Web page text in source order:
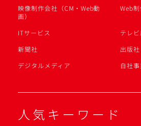
映像制作会社（CM・Web動
画）
Web
ITサービス
テレビ
新聞社
出版社
デジタルメディア
自社
人気キーワード